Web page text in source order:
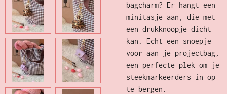
bagcharm? Er hangt een
minitasje aan, die met
een drukknoopje dicht
kan. Echt een snoepje
voor aan je projectbag,
een perfecte plek om je
steekmarkeerders in op
te bergen.